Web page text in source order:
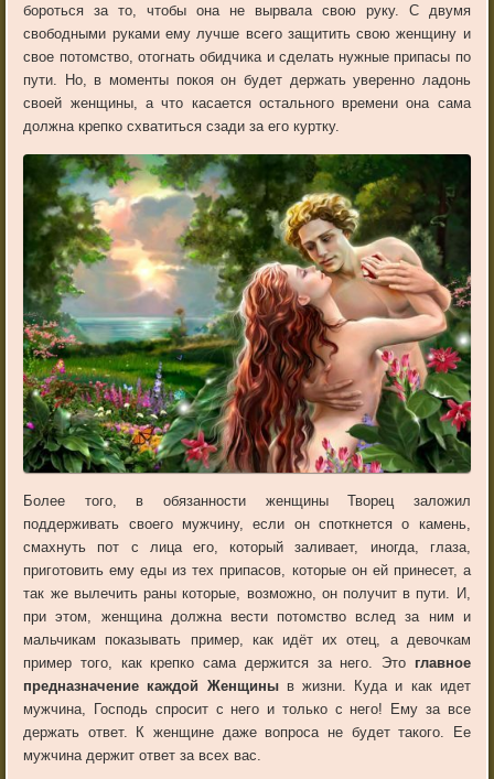
бороться за то, чтобы она не вырвала свою руку. С двумя
свободными руками ему лучше всего защитить свою женщину и
свое потомство, отогнать обидчика и сделать нужные припасы по
пути. Но, в моменты покоя он будет держать уверенно ладонь
своей женщины, а что касается остального времени она сама
должна крепко схватиться сзади за его куртку.
Более того, в обязанности женщины Творец заложил
поддерживать своего мужчину, если он споткнется о камень,
смахнуть пот с лица его, который заливает, иногда, глаза,
приготовить ему еды из тех припасов, которые он ей принесет, а
так же вылечить раны которые, возможно, он получит в пути. И,
при этом, женщина должна вести потомство вслед за ним и
мальчикам показывать пример, как идёт их отец, а девочкам
пример того, как крепко сама держится за него. Это главное
предназначение каждой Женщиныв жизни. Куда и как идет
мужчина, Господь спросит с него и только с него! Ему за все
держать ответ. К женщине даже вопроса не будет такого. Ее
мужчина держит ответ за всех вас.